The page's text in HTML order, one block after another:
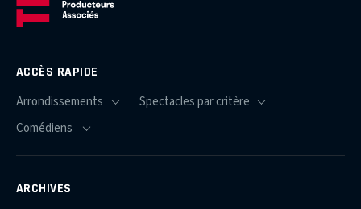
ACCÈS RAPIDE
ARCHIVES